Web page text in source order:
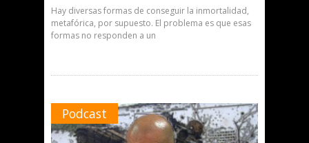
Hay diversas formas de conseguir la inmortalidad,
metafórica, por supuesto. El problema es que esas
formas no responden a un
Podcast